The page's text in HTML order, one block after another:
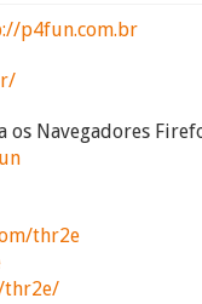
p4fun.com.br
os Navegadores
thr2e
thr2e/